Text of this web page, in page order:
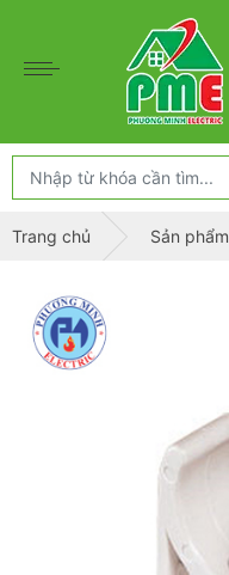
Trang chủ Sản phẩm